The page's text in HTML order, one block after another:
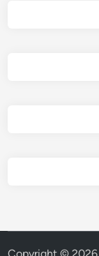
Copyright © 2026